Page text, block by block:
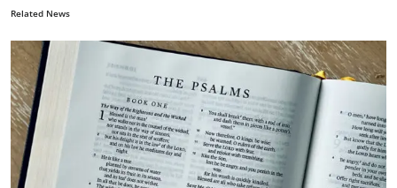
Related News